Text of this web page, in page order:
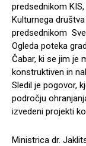
predsednikom
Kulturnega
predsednikom
Ogleda poteka
Čabar, ki se jim je
konstruktiven in
Sledil je pogovor,
področju
izvedeni projekti
Ministrica dr.